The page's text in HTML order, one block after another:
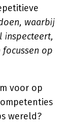
waarbij
inspecteert,
op
voor op
wereld?